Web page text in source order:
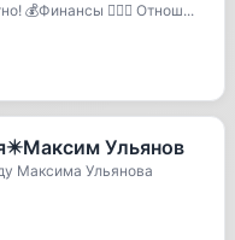
💰Финансы 👩‍❤️‍👨 Отнош...
Ульянов
Максима Ульянова